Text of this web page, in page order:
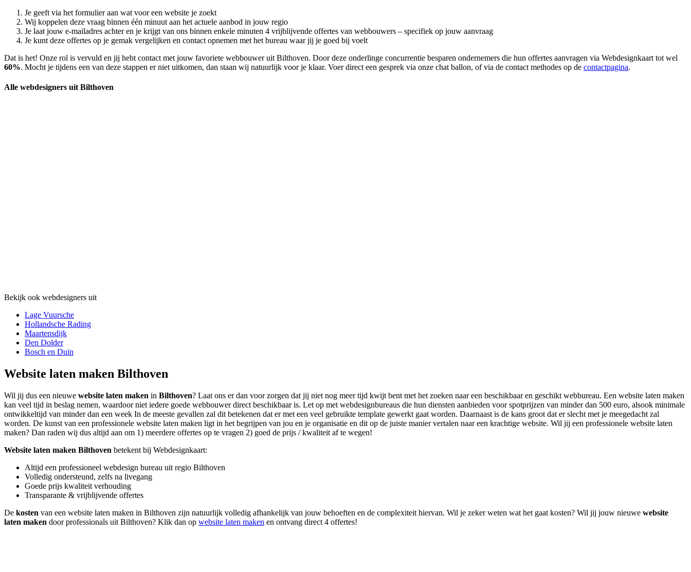
Je geeft via het formulier aan wat voor een website je zoekt
Wij koppelen deze vraag binnen één minuut aan het actuele aanbod in jouw regio
Je laat jouw e-mailadres achter en je krijgt van ons binnen enkele minuten 4 vrijblijvende offertes van webbouwers – specifiek op jouw aanvraag
Je kunt deze offertes op je gemak vergelijken en contact opnemen met het bureau waar jij je goed bij voelt
Dat is het! Onze rol is vervuld en jij hebt contact met jouw favoriete webbouwer uit Bilthoven. Door deze onderlinge concurrentie besparen ondernemers die hun offertes aanvragen via Webdesignkaart tot wel
60%. Mocht je tijdens een van deze stappen er niet uitkomen, dan staan wij natuurlijk voor je klaar. Voer direct een gesprek via onze chat ballon, of via de contact methodes op de contactpagina.
Alle webdesigners uit Bilthoven
Bekijk ook webdesigners uit
Lage Vuursche
Hollandsche Rading
Maartensdijk
Den Dolder
Bosch en Duin
Website laten maken Bilthoven
Wil jij dus een nieuwe website laten maken in Bilthoven? Laat ons er dan voor zorgen dat jij niet nog meer tijd kwijt bent met het zoeken naar een beschikbaar en geschikt webbureau. Een website laten maken
kan veel tijd in beslag nemen, waardoor niet iedere goede webbouwer direct beschikbaar is. Let op met webdesignbureaus die hun diensten aanbieden voor spotprijzen van minder dan 500 euro, alsook minimale
ontwikkeltijd van minder dan een week In de meeste gevallen zal dit betekenen dat er met een veel gebruikte template gewerkt gaat worden. Daarnaast is de kans groot dat er slecht met je meegedacht zal
worden. De kunst van een professionele website laten maken ligt in het begrijpen van jou en je organisatie en dit op de juiste manier vertalen naar een krachtige website. Wil jij een professionele website laten
maken? Dan raden wij dus altijd aan om 1) meerdere offertes op te vragen 2) goed de prijs / kwaliteit af te wegen!
Website laten maken Bilthoven betekent bij Webdesignkaart:
Altijd een professioneel webdesign bureau uit regio Bilthoven
Volledig ondersteund, zelfs na livegang
Goede prijs kwaliteit verhouding
Transparante & vrijblijvende offertes
De kosten van een website laten maken in Bilthoven zijn natuurlijk volledig afhankelijk van jouw behoeften en de complexiteit hiervan. Wil je zeker weten wat het gaat kosten? Wil jij jouw nieuwe website
laten maken door professionals uit Bilthoven? Klik dan op website laten maken en ontvang direct 4 offertes!